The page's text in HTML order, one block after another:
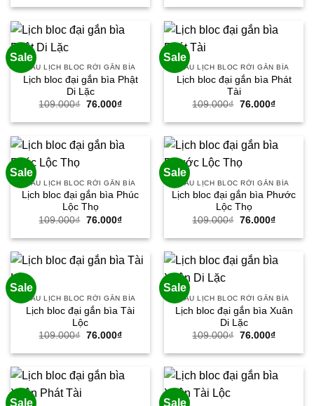
là:
tại
76.000₫.
là:
tại
76.000₫.
Sale
MẪU LỊCH BLOC RỜI GẮN BÌA
Lịch bloc đại gắn bìa Phật
Di Lặc
109.000₫ Giá
là:
76.000₫Giá
tại
76.000₫.
Sale
MẪU LỊCH BLOC RỜI GẮN BÌA
Lịch bloc đại gắn bìa Phát
Tài
109.000₫ Giá
là:
76.000₫Giá
tại
76.000₫.
Sale
MẪU LỊCH BLOC RỜI GẮN BÌA
Lịch bloc đại gắn bìa Phúc
Lộc Thọ
109.000₫ Giá
là:
76.000₫Giá
tại
76.000₫.
Sale
MẪU LỊCH BLOC RỜI GẮN BÌA
Lịch bloc đại gắn bìa Phước
Lộc Thọ
109.000₫ Giá
là:
76.000₫Giá
tại
76.000₫.
Sale
MẪU LỊCH BLOC RỜI GẮN BÌA
Lịch bloc đại gắn bìa Tài
Lộc
109.000₫ Giá
là:
76.000₫Giá
tại
76.000₫.
Sale
MẪU LỊCH BLOC RỜI GẮN BÌA
Lịch bloc đại gắn bìa Xuân
Di Lặc
109.000₫ Giá
là:
76.000₫Giá
tại
76.000₫.
Sale Sale